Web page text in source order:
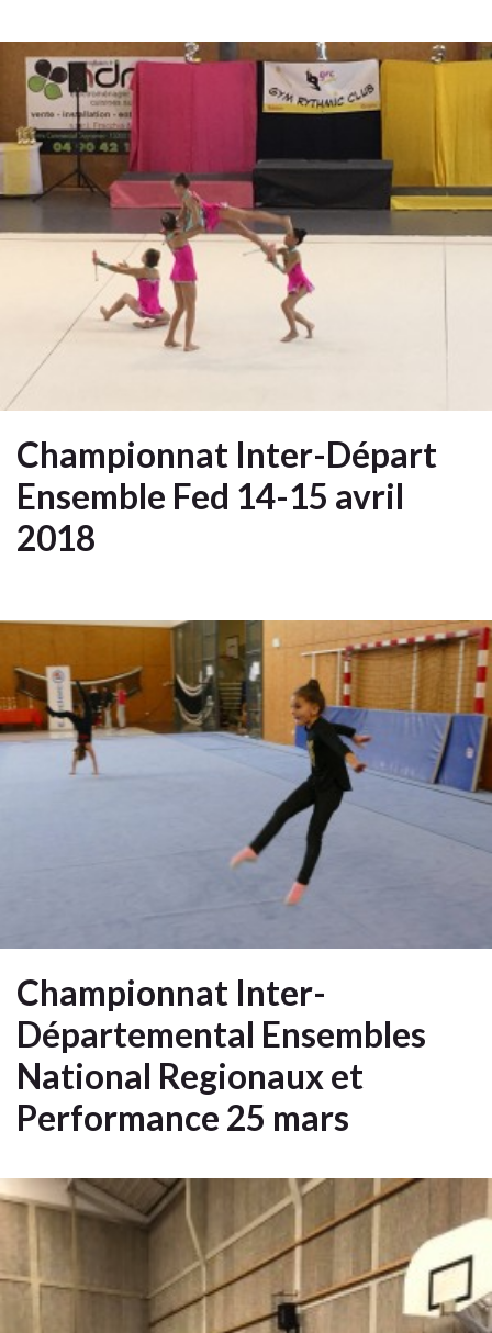
Championnat Inter-Départ
Ensemble Fed 14-15 avril
2018
Championnat Inter-
Départemental Ensembles
National Regionaux et
Performance 25 mars